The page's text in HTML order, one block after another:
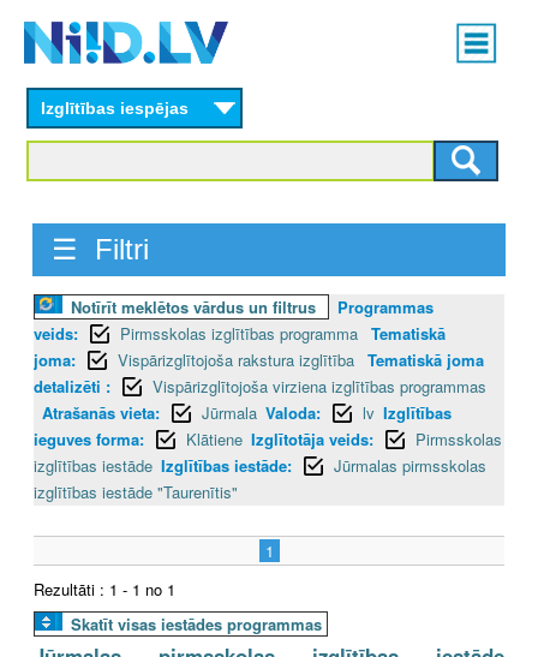
content
Main
menu
Izglītības iespējas
☰ Filtri
Notīrīt meklētos vārdus un filtrus
Programmas
veids:
Pirmsskolas izglītības programma Tematiskā
joma:
Vispārizglītojoša rakstura izglītība Tematiskā joma
detalizēti :
Vispārizglītojoša virziena izglītības programmas
Atrašanās vieta:
Jūrmala Valoda: lv Izglītības
ieguves forma:
Klātiene Izglītotāja veids:
Pirmsskolas
izglītības iestāde Izglītības iestāde:
Jūrmalas pirmsskolas
izglītības iestāde "Taurenītis"
1
Rezultāti : 1 - 1 no 1
Skatīt visas iestādes programmas